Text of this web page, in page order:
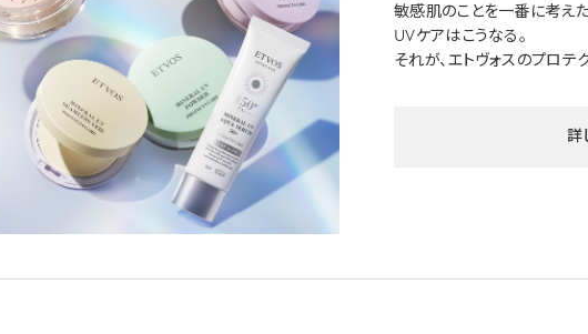
敏感肌のことを一番に考えた
UVケアはこうなる。
それが、エトヴォスのプロテ
詳